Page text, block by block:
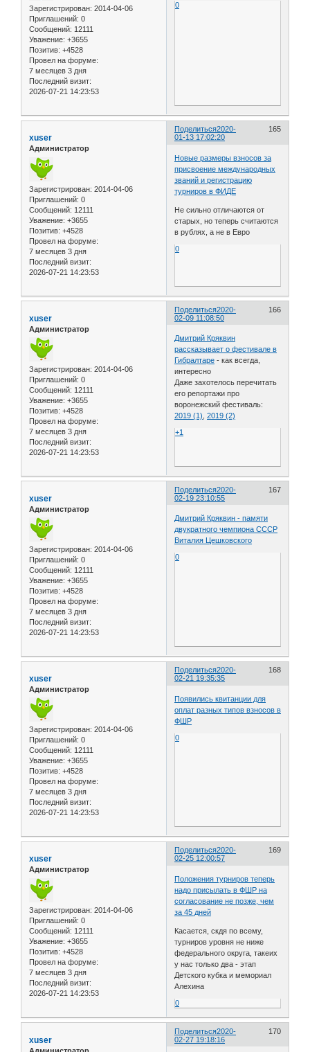
Зарегистрирован: 2014-04-06
Приглашений: 0
Сообщений: 12111
Уважение: +3655
Позитив: +4528
Провел на форуме:
7 месяцев 3 дня
Последний визит:
2026-07-21 14:23:53
0
Поделиться 165
2020-
01-13 17:02:20
xuser
Администратор
Зарегистрирован: 2014-04-06
Приглашений: 0
Сообщений: 12111
Уважение: +3655
Позитив: +4528
Провел на форуме:
7 месяцев 3 дня
Последний визит:
2026-07-21 14:23:53
Новые размеры взносов за
присвоение международных
званий и регистрацию
турниров в ФИДЕ
Не сильно отличаются от
старых, но теперь считаются
в рублях, а не в Евро
0
Поделиться 166
2020-
02-09 11:08:50
xuser
Администратор
Зарегистрирован: 2014-04-06
Приглашений: 0
Сообщений: 12111
Уважение: +3655
Позитив: +4528
Провел на форуме:
7 месяцев 3 дня
Последний визит:
2026-07-21 14:23:53
Дмитрий Кряквин
рассказывает о фестивале в
Гибралтаре - как всегда,
интересно
Даже захотелось перечитать
его репортажи про
воронежский фестиваль:
2019 (1) ,2019 (2)
+1
Поделиться 167
2020-
02-19 23:10:55
xuser
Администратор
Зарегистрирован: 2014-04-06
Приглашений: 0
Сообщений: 12111
Уважение: +3655
Позитив: +4528
Провел на форуме:
7 месяцев 3 дня
Последний визит:
2026-07-21 14:23:53
Дмитрий Кряквин - памяти
двукратного чемпиона СССР
Виталия Цешковского
0
Поделиться 168
2020-
02-21 19:35:35
xuser
Администратор
Зарегистрирован: 2014-04-06
Приглашений: 0
Сообщений: 12111
Уважение: +3655
Позитив: +4528
Провел на форуме:
7 месяцев 3 дня
Последний визит:
2026-07-21 14:23:53
Появились квитанции для
оплат разных типов взносов в
ФШР
0
Поделиться 169
2020-
02-25 12:00:57
xuser
Администратор
Зарегистрирован: 2014-04-06
Приглашений: 0
Сообщений: 12111
Уважение: +3655
Позитив: +4528
Провел на форуме:
7 месяцев 3 дня
Последний визит:
2026-07-21 14:23:53
Положения турниров теперь
надо присылать в ФШР на
согласование не позже, чем
за 45 дней
Касается, скдя по всему,
турниров уровня не ниже
федерального округа, такеих
у нас только два - этап
Детского кубка и мемориал
Алехина
0
Поделиться 170
2020-
02-27 19:18:16
xuser